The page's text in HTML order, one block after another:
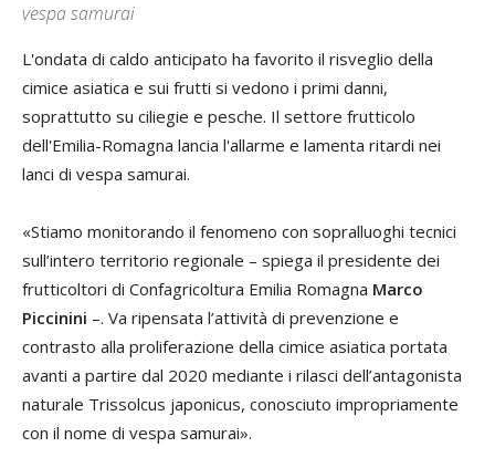
vespa samurai
L'ondata di caldo anticipato ha favorito il risveglio della
cimice asiatica e sui frutti si vedono i primi danni,
soprattutto su ciliegie e pesche. Il settore frutticolo
dell'Emilia-Romagna lancia l'allarme e lamenta ritardi nei
lanci di vespa samurai.
«Stiamo monitorando il fenomeno con sopralluoghi tecnici
sull’intero territorio regionale – spiega il presidente dei
frutticoltori di Confagricoltura Emilia Romagna Marco
Piccinini –. Va ripensata l’attività di prevenzione e
contrasto alla proliferazione della cimice asiatica portata
avanti a partire dal 2020 mediante i rilasci dell’antagonista
naturale Trissolcus japonicus, conosciuto impropriamente
con il nome di vespa samurai».